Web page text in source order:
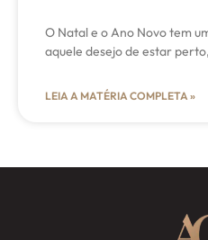
O Natal e o Ano Novo tem
aquele desejo de estar
LEIA A MATÉRIA COMPLETA »